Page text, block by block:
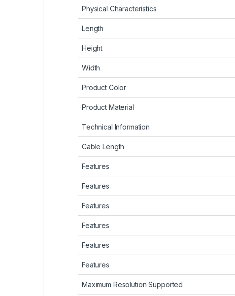
Physical Characteristics
Length
Height
Width
Product Color
Product Material
Technical Information
Cable Length
Features
Features
Features
Features
Features
Features
Maximum Resolution Supported